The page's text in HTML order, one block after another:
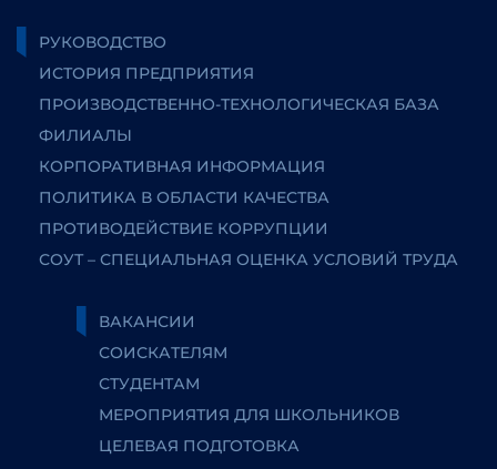
РУКОВОДСТВО
ИСТОРИЯ ПРЕДПРИЯТИЯ
ПРОИЗВОДСТВЕННО-ТЕХНОЛОГИЧЕСКАЯ БАЗА
ФИЛИАЛЫ
КОРПОРАТИВНАЯ ИНФОРМАЦИЯ
ПОЛИТИКА В ОБЛАСТИ КАЧЕСТВА
ПРОТИВОДЕЙСТВИЕ КОРРУПЦИИ
СОУТ – СПЕЦИАЛЬНАЯ ОЦЕНКА УСЛОВИЙ ТРУДА
ВАКАНСИИ
СОИСКАТЕЛЯМ
СТУДЕНТАМ
МЕРОПРИЯТИЯ ДЛЯ ШКОЛЬНИКОВ
ЦЕЛЕВАЯ ПОДГОТОВКА